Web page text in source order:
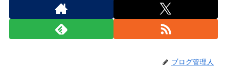
ブログ管理人